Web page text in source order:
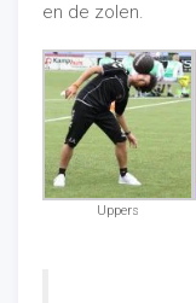
en de zolen.
Uppers